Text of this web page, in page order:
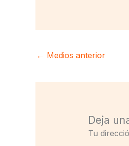
← Medios anterior
Deja
Tu